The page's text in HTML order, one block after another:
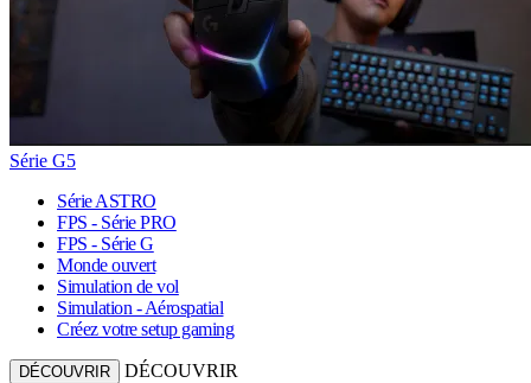
Série G5
Série ASTRO
FPS - Série PRO
FPS - Série G
Monde ouvert
Simulation de vol
Simulation - Aérospatial
Créez votre setup gaming
DÉCOUVRIR DÉCOUVRIR